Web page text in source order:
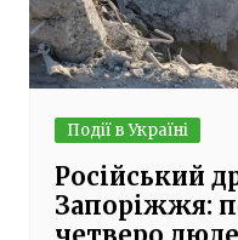
Події в Україні
Російський
Запоріжжя: